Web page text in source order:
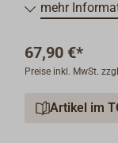
mehr
67,90 €*
Preise inkl. MwSt.
Artikel im